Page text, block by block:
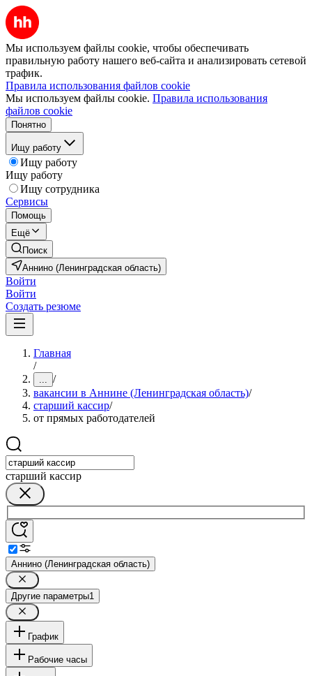
Мы используем файлы cookie, чтобы обеспечивать
правильную работу нашего веб-сайта и анализировать сетевой
трафик.
Правила использования файлов cookie
Мы используем файлы cookie. Правила использования
файлов cookie
Понятно
Ищу работу
Ищу работу
Ищу работу
Ищу сотрудника
Сервисы
Помощь
Ещё
Поиск
Аннино (Ленинградская область)
Войти
Войти
Создать резюме
Главная
/
... /
вакансии в Аннине (Ленинградская область)/
старший кассир/
от прямых работодателей
старший кассир
Аннино (Ленинградская область)
Другие параметры1
График
Рабочие часы